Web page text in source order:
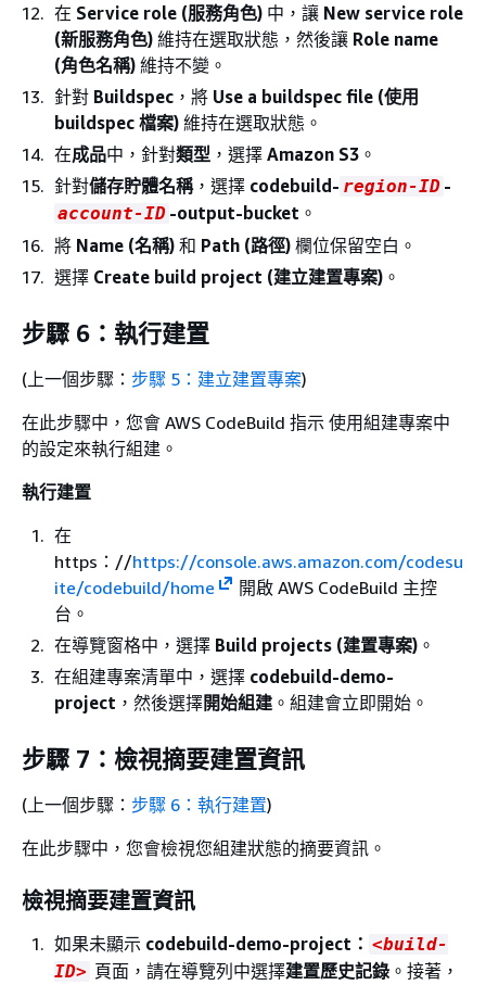
在 Service role (服務角色) 中，讓 New service role
(新服務角色) 維持在選取狀態，然後讓 Role name
(角色名稱) 維持不變。
針對 Buildspec ，將 Use a buildspec file (使用
buildspec 檔案) 維持在選取狀態。
在成品中，針對類型 ，選擇 Amazon S3 。
針對儲存貯體名稱，選擇 codebuild- region-ID -
account-ID -output-bucket 。
將 Name (名稱) 和 Path (路徑) 欄位保留空白。
選擇 Create build project (建立建置專案) 。
步驟 6：執行建置
(上一個步驟： 步驟 5：建立建置專案)
在此步驟中，您會 AWS CodeBuild 指示 使用組建專案中
的設定來執行組建。
執行建置
在
https：//https://console.aws.amazon.com/codesu
ite/codebuild/home
開啟 AWS CodeBuild 主控
台。
在導覽窗格中，選擇 Build projects (建置專案) 。
在組建專案清單中，選擇 codebuild-demo-
project ，然後選擇開始組建 。組建會立即開始。
步驟 7：檢視摘要建置資訊
(上一個步驟： 步驟 6：執行建置)
在此步驟中，您會檢視您組建狀態的摘要資訊。
檢視摘要建置資訊
如果未顯示 codebuild-demo-project： <build-
ID> 頁面，請在導覽列中選擇建置歷史記錄 。接著，